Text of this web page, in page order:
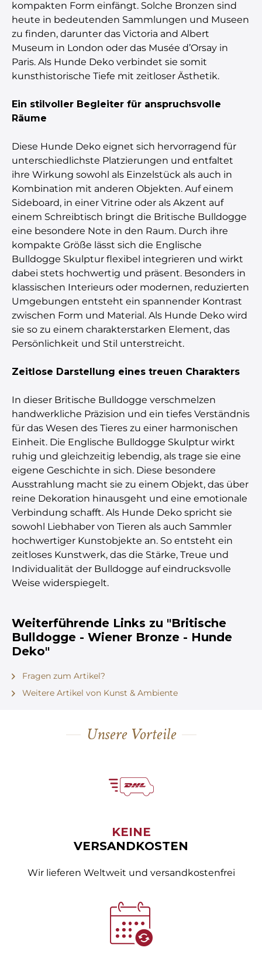
kompakten Form einfängt. Solche Bronzen sind
heute in bedeutenden Sammlungen und Museen
zu finden, darunter das Victoria and Albert
Museum in London oder das Musée d’Orsay in
Paris. Als Hunde Deko verbindet sie somit
kunsthistorische Tiefe mit zeitloser Ästhetik.
Ein stilvoller Begleiter für anspruchsvolle
Räume
Diese Hunde Deko eignet sich hervorragend für
unterschiedlichste Platzierungen und entfaltet
ihre Wirkung sowohl als Einzelstück als auch in
Kombination mit anderen Objekten. Auf einem
Sideboard, in einer Vitrine oder als Akzent auf
einem Schreibtisch bringt die Britische Bulldogge
eine besondere Note in den Raum. Durch ihre
kompakte Größe lässt sich die Englische
Bulldogge Skulptur flexibel integrieren und wirkt
dabei stets hochwertig und präsent. Besonders in
klassischen Interieurs oder modernen, reduzierten
Umgebungen entsteht ein spannender Kontrast
zwischen Form und Material. Als Hunde Deko wird
sie so zu einem charakterstarken Element, das
Persönlichkeit und Stil unterstreicht.
Zeitlose Darstellung eines treuen Charakters
In dieser Britische Bulldogge verschmelzen
handwerkliche Präzision und ein tiefes Verständnis
für das Wesen des Tieres zu einer harmonischen
Einheit. Die Englische Bulldogge Skulptur wirkt
ruhig und gleichzeitig lebendig, als trage sie eine
eigene Geschichte in sich. Diese besondere
Ausstrahlung macht sie zu einem Objekt, das über
reine Dekoration hinausgeht und eine emotionale
Verbindung schafft. Als Hunde Deko spricht sie
sowohl Liebhaber von Tieren als auch Sammler
hochwertiger Kunstobjekte an. So entsteht ein
zeitloses Kunstwerk, das die Stärke, Treue und
Individualität der Bulldogge auf eindrucksvolle
Weise widerspiegelt.
Weiterführende Links zu "Britische
Bulldogge - Wiener Bronze - Hunde
Deko"
Fragen zum Artikel?
Weitere Artikel von Kunst & Ambiente
Unsere Vorteile
KEINE
VERSANDKOSTEN
Wir lieferen Weltweit und versandkostenfrei